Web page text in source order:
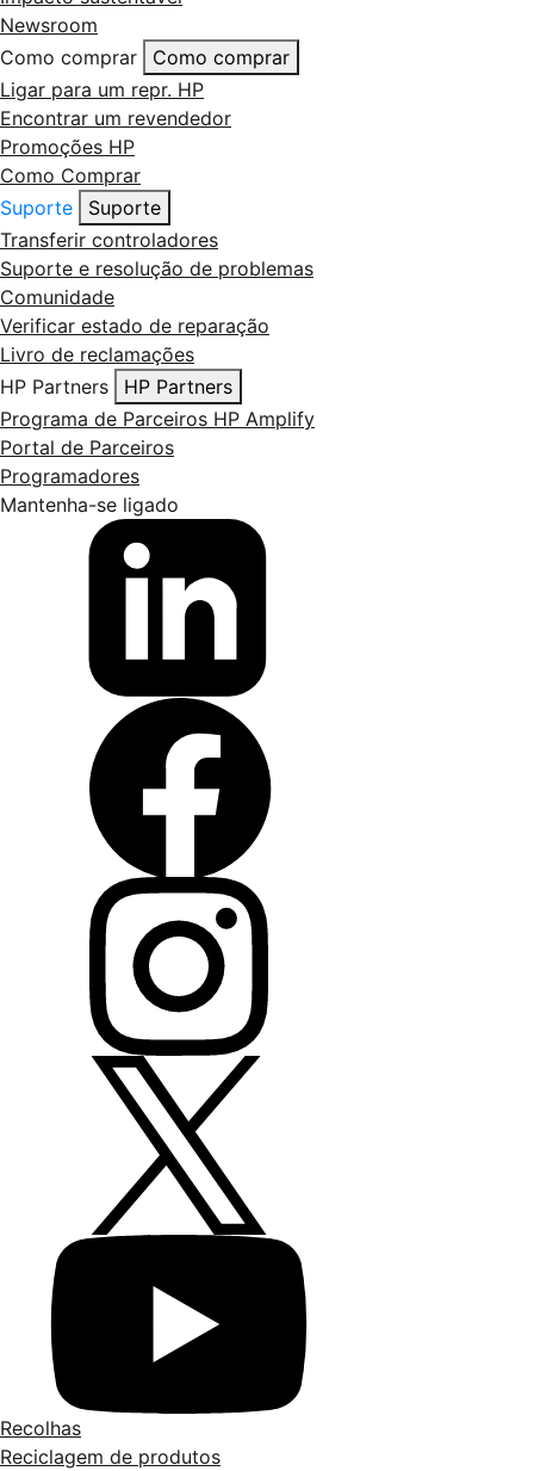
Newsroom
Como comprar
Como comprar
Ligar para um repr. HP
Encontrar um revendedor
Promoções HP
Como Comprar
Suporte
Suporte
Transferir controladores
Suporte e resolução de problemas
Comunidade
Verificar estado de reparação
Livro de reclamações
HP Partners
HP Partners
Programa de Parceiros HP Amplify
Portal de Parceiros
Programadores
Mantenha-se ligado
Recolhas
Reciclagem de produtos